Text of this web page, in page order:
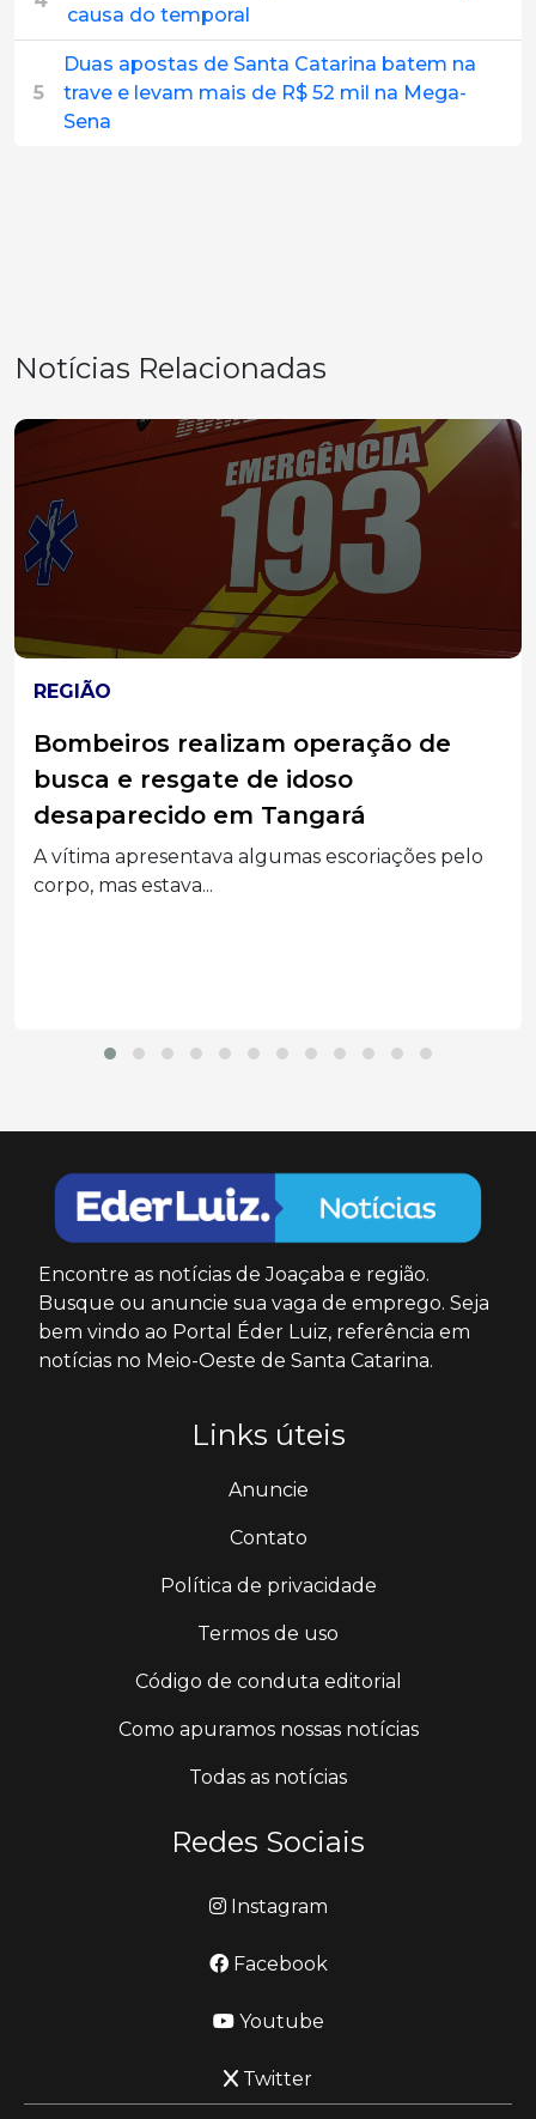
causa do temporal
5
Duas apostas de Santa Catarina batem na
trave e levam mais de R$ 52 mil na Mega-
Sena
Notícias Relacionadas
CAMPOS NOVOS
Homem acusado de tentar matar
companheira com soda cáustica vai
vai a júri em Campos Novos
Julgamento está marcado para esta sexta-feira e
réu responde...
Encontre as notícias de Joaçaba e região.
Busque ou anuncie sua vaga de emprego. Seja
bem vindo ao Portal Éder Luiz, referência em
notícias no Meio-Oeste de Santa Catarina.
Links úteis
Anuncie
Contato
Política de privacidade
Termos de uso
Código de conduta editorial
Como apuramos nossas notícias
Todas as notícias
Redes Sociais
Instagram
Facebook
Youtube
Twitter